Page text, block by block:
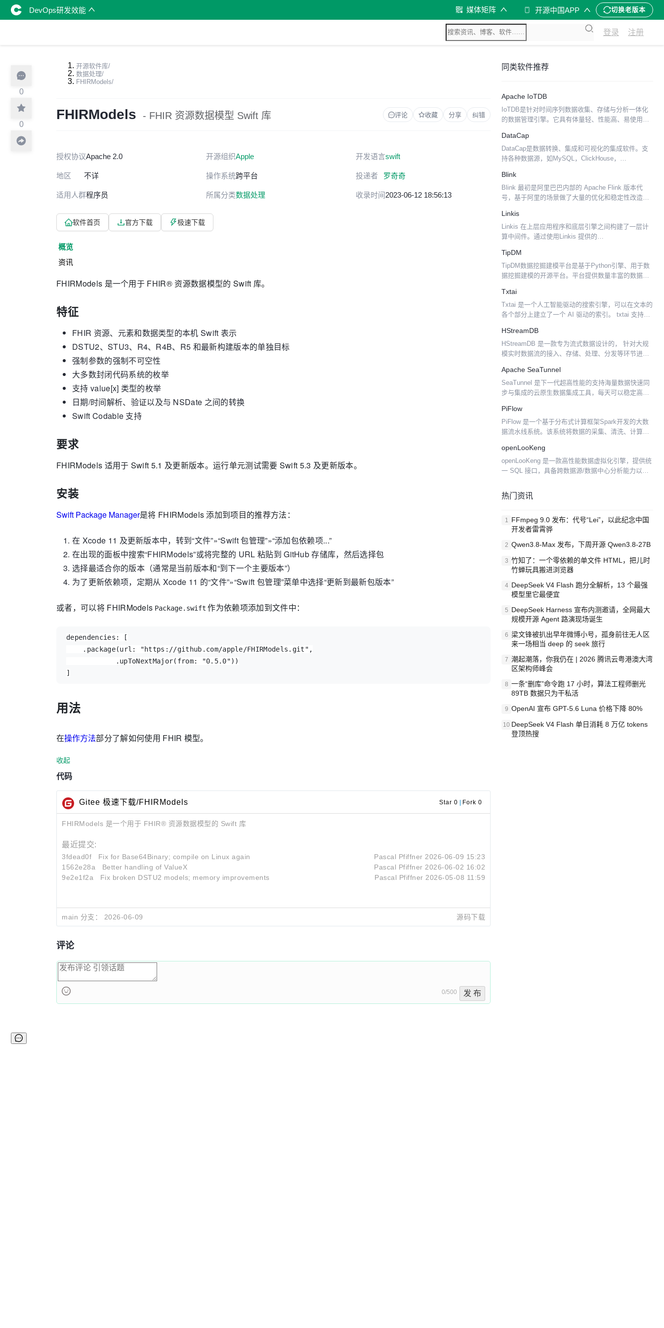
DevOps研发效能 媒体矩阵 开源中国APP 切换老版本
登录 注册
0
0
开源软件库/
数据处理/
FHIRModels/
FHIRModels - FHIR 资源数据模型 Swift 库 评论 收藏 分享 纠错
授权协议Apache 2.0 开源组织Apple 开发语言swift
地区 不详 操作系统跨平台 投递者 罗奇奇
适用人群程序员 所属分类数据处理 收录时间2023-06-12 18:56:13
软件首页 官方下载 极速下载
概览
资讯
FHIRModels 是一个用于 FHIR® 资源数据模型的 Swift 库。
特征
FHIR 资源、元素和数据类型的本机 Swift 表示
DSTU2、STU3、R4、R4B、R5 和最新构建版本的单独目标
强制参数的强制不可空性
大多数封闭代码系统的枚举
支持 value[x] 类型的枚举
日期/时间解析、验证以及与 NSDate 之间的转换
Swift Codable 支持
要求
FHIRModels 适用于 Swift 5.1 及更新版本。运行单元测试需要 Swift 5.3 及更新版本。
安装
Swift Package Manager是将 FHIRModels 添加到项目的推荐方法：
在 Xcode 11 及更新版本中，转到“文件”»“Swift 包管理”»“添加包依赖项...”
在出现的面板中搜索“FHIRModels”或将完整的 URL 粘贴到 GitHub 存储库，然后选择包
选择最适合你的版本（通常是当前版本和“到下一个主要版本”）
为了更新依赖项，定期从 Xcode 11 的“文件”»“Swift 包管理”菜单中选择“更新到最新包版​​本”
或者，可以将 FHIRModels Package.swift 作为依赖项添加到文件中：
dependencies :
[
    .
package(url : "https://github.com/apple/FHIRModels.git " ,
            .
upToNextMajor( from: "0.5.0"))
]
用法
在操作方法部分了解如何使用 FHIR 模型。
收起
代码
Gitee 极速下载/FHIRModels Star 0 Fork 0
FHIRModels 是一个用于 FHIR® 资源数据模型的 Swift 库
最近提交:
3fdead0f Fix for Base64Binary; compile on Linux again Pascal Pfiffner 2026-06-09 15:23
1562e28a
Better handling of ValueX Pascal Pfiffner 2026-06-02 16:02
9e2e1f2a
Fix broken DSTU2 models; memory improvements Pascal Pfiffner 2026-05-08 11:59
main 分支： 2026-06-09 源码下载
评论
0/500 发 布
同类软件推荐
Apache IoTDB
IoTDB是针对时间序列数据收集、存储与分析一体化
的数据管理引擎。它具有体量轻、性能高、易使用的
联网应用中海量时间序列数据高速写入和复杂分析查
询...
DataCap
DataCap是数据转换、集成和可视化的集成软件。支
持各种数据源，如MySQL，ClickHouse，
https://datacap.de...
Blink
Blink 最初是阿里巴巴内部的 Apache Flink 版本代
号，基于阿里的场景做了大量的优化和稳定性改造工
码捐赠给Flink社区，并将其开源从...
Linkis
Linkis 在上层应用程序和底层引擎之间构建了一层计
算中间件。通过使用Linkis 提供的
方便地连接访问MySQL/Spark/Hiv...
TipDM
TipDM数据挖掘建模平台是基于Python引擎、用于数
据挖掘建模的开源平台。平台提供数量丰富的数据分
下，通过拖拽的方式进行操作，将数据输入输出、数
据预处理...
Txtai
Txtai 是一个人工智能驱动的搜索引擎，可以在文本的
各个部分上建立了一个 AI 驱动的索引。 txtai 支持构
统。此外，txtai 还具有用于 zer...
HStreamDB
HStreamDB 是一款专为流式数据设计的， 针对大规
模实时数据流的接入、存储、处理、分发等环节进行
流式拓展）作为主要接口语言，以实时性作为主要...
Apache SeaTunnel
SeaTunnel 是下一代超高性能的支持海量数据快速同
步与集成的云原生数据集成工具，每天可以稳定高效
印度电信等数百家公司生产上使用，目前也已经支持
过百种...
PiFlow
PiFlow 是一个基于分布式计算框架Spark开发的大数
据流水线系统。该系统将数据的采集、清洗、计算、
流水线配置。简单易用，功能强大。它具有如下特
性： ...
openLooKeng
openLooKeng 是一款高性能数据虚拟化引擎，提供统
一 SQL 接口，具备跨数据源/数据中心分析能力以及
置调度、跨源索引、动态过滤、跨源协同、水平拓...
热门资讯
1 FFmpeg 9.0 发布：代号“Lei”，以此纪念中国
开发者雷霄骅
2 Qwen3.8-Max 发布，下周开源 Qwen3.8-27B
3 竹知了：一个零依赖的单文件 HTML，把儿时
竹蝉玩具搬进浏览器
4 DeepSeek V4 Flash 跑分全解析，13 个最强
模型里它最便宜
5 DeepSeek Harness 宣布内测邀请，全网最大
规模开源 Agent 路演现场诞生
6 梁文锋被扒出早年微博小号，孤身前往无人区
来一场相当 deep 的 seek 旅行
7 潮起潮落，你我仍在 | 2026 腾讯云粤港澳大湾
区架构师峰会
8 一条“删库”命令跑 17 小时，算法工程师删光
89TB 数据只为干私活
9 OpenAI 宣布 GPT-5.6 Luna 价格下降 80%
10 DeepSeek V4 Flash 单日消耗 8 万亿 tokens
登顶热搜